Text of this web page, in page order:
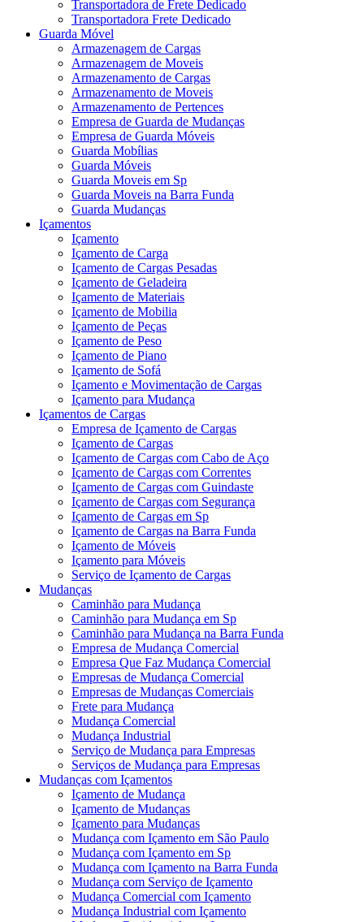
Transportadora de Frete Dedicado
Transportadora Frete Dedicado
Guarda Móvel
Armazenagem de Cargas
Armazenagem de Moveis
Armazenamento de Cargas
Armazenamento de Moveis
Armazenamento de Pertences
Empresa de Guarda de Mudanças
Empresa de Guarda Móveis
Guarda Mobílias
Guarda Móveis
Guarda Moveis em Sp
Guarda Moveis na Barra Funda
Guarda Mudanças
Içamentos
Içamento
Içamento de Carga
Içamento de Cargas Pesadas
Içamento de Geladeira
Içamento de Materiais
Içamento de Mobilia
Içamento de Peças
Içamento de Peso
Içamento de Piano
Içamento de Sofá
Içamento e Movimentação de Cargas
Içamento para Mudança
Içamentos de Cargas
Empresa de Içamento de Cargas
Içamento de Cargas
Içamento de Cargas com Cabo de Aço
Içamento de Cargas com Correntes
Içamento de Cargas com Guindaste
Içamento de Cargas com Segurança
Içamento de Cargas em Sp
Içamento de Cargas na Barra Funda
Içamento de Móveis
Içamento para Móveis
Serviço de Içamento de Cargas
Mudanças
Caminhão para Mudança
Caminhão para Mudança em Sp
Caminhão para Mudança na Barra Funda
Empresa de Mudança Comercial
Empresa Que Faz Mudança Comercial
Empresas de Mudança Comercial
Empresas de Mudanças Comerciais
Frete para Mudança
Mudança Comercial
Mudança Industrial
Serviço de Mudança para Empresas
Serviços de Mudança para Empresas
Mudanças com Içamentos
Içamento de Mudança
Içamento de Mudanças
Içamento para Mudanças
Mudança com Içamento em São Paulo
Mudança com Içamento em Sp
Mudança com Içamento na Barra Funda
Mudança com Serviço de Içamento
Mudança Comercial com Içamento
Mudança Industrial com Içamento